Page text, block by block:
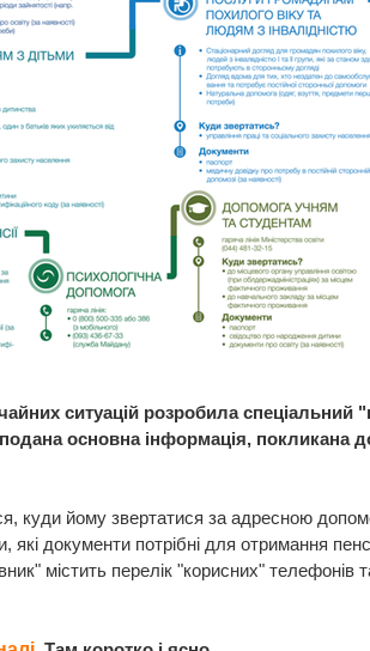
ситуацій розробила спеціальний
основна інформація, покликана
куди йому звертатися за адресною
які документи потрібні для отримання
містить перелік "корисних" телефонів